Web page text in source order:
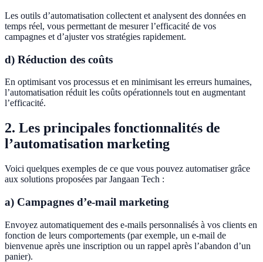
Les outils d’automatisation collectent et analysent des données en
temps réel, vous permettant de mesurer l’efficacité de vos
campagnes et d’ajuster vos stratégies rapidement.
d) Réduction des coûts
En optimisant vos processus et en minimisant les erreurs humaines,
l’automatisation réduit les coûts opérationnels tout en augmentant
l’efficacité.
2. Les principales fonctionnalités de
l’automatisation marketing
Voici quelques exemples de ce que vous pouvez automatiser grâce
aux solutions proposées par Jangaan Tech :
a) Campagnes d’e-mail marketing
Envoyez automatiquement des e-mails personnalisés à vos clients en
fonction de leurs comportements (par exemple, un e-mail de
bienvenue après une inscription ou un rappel après l’abandon d’un
panier).